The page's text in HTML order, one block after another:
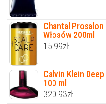
Chantal Prosalon
Włosów 200ml
15.99zł
Calvin Klein
100 ml
320.93zł